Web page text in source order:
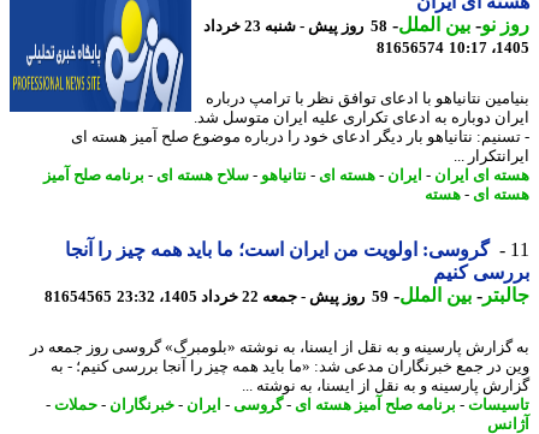
نو- بین الملل-
58 روز پیش - شنبه 23 خرداد
81656574
نتانیاهو با ادعای توافق نظر با ترامپ درباره
دوباره به ادعای تکراری علیه ایران متوسل شد.
نتانیاهو بار دیگر ادعای خود را درباره موضوع صلح آمیز هسته ای
...
ای ایران - ایران - هسته ای- نتانیاهو-سلاح هسته ای- برنامه صلح آمیز
ای- هسته
گروسی: اولویت من ایران است؛ ما باید همه چیز را آنجا
کنیم
-بین الملل-59 روز پیش - جمعه 22 خرداد 1405، 23:32 81654565
پارسینه و به نقل از ایسنا، به نوشته «بلومبرگ» گروسی روز جمعه در
در جمع خبرنگاران مدعی شد: «ما باید همه چیز را آنجا بررسی کنیم؛ - به
پارسینه و به نقل از ایسنا، به نوشته ...
-برنامه صلح آمیز هسته ای- گروسی-ایران - خبرنگاران- حملات-